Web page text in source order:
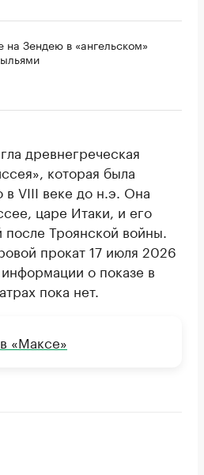
на Зендею в «ангельском»
древнегреческая
которая была
VIII веке до н.э. Она
царе Итаки, и его
Троянской войны.
прокат 17 июля 2026
о показе в
пока нет.
«Максе»